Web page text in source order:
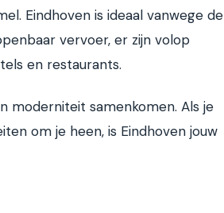
Eindhoven is ideaal vanwege de
vervoer, er zijn volop
en restaurants.
moderniteit samenkomen. Als je
om je heen, is Eindhoven jouw